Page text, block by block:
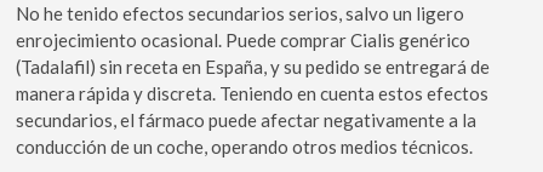
No he tenido efectos secundarios serios, salvo un ligero
enrojecimiento ocasional. Puede comprar Cialis genérico
(Tadalafil) sin receta en España, y su pedido se entregará de
manera rápida y discreta. Teniendo en cuenta estos efectos
secundarios, el fármaco puede afectar negativamente a la
conducción de un coche, operando otros medios técnicos.